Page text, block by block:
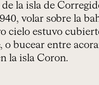
la isla de
volar sobre la
cielo estuvo
o bucear entre
la isla Coron.